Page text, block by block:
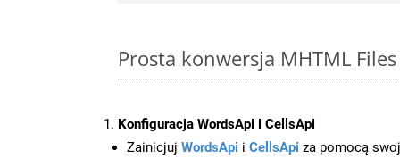
Prosta konwersja MHTML Files
Konfiguracja WordsApi i CellsApi
Zainicjuj WordsApi i CellsApi za pomocą